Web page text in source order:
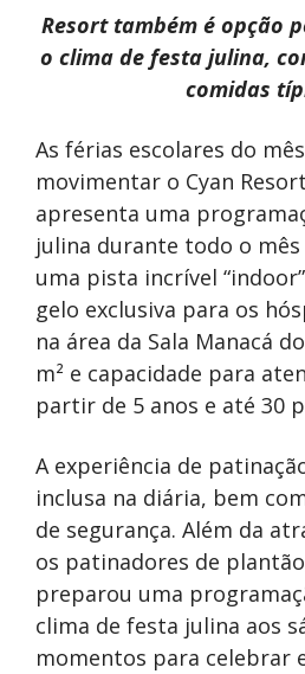
Resort também é opção
o clima de festa julina,
comidas
As férias escolares do
movimentar o Cyan
apresenta uma
julina durante todo o mês
uma pista incrível
gelo exclusiva para os
na área da Sala Manacá
m² e capacidade para
partir de 5 anos e até 30
A experiência de
inclusa na diária, bem
de segurança. Além da
os patinadores de
preparou uma
clima de festa julina aos
momentos para celebrar